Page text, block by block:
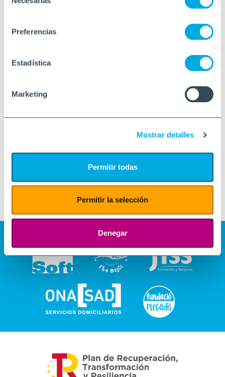
Preferencias
Estadística
Marketing
Mostrar detalles
Permitir todas
Permitir la selección
Denegar